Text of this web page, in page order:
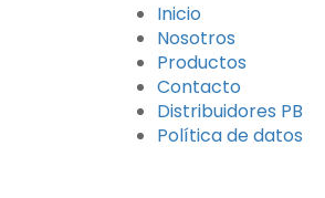
Inicio
Nosotros
Productos
Contacto
Distribuidores PB
Política de datos